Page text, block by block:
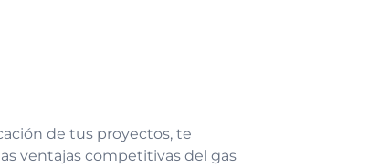
de tus proyectos, te
ventajas competitivas del gas